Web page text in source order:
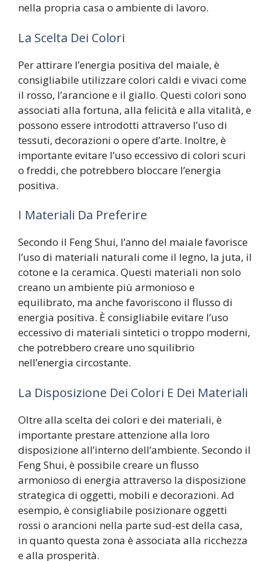
nella propria casa o ambiente di lavoro.
La Scelta Dei Colori
Per attirare l’energia positiva del maiale, è
consigliabile utilizzare colori caldi e vivaci come
il rosso, l’arancione e il giallo. Questi colori sono
associati alla fortuna, alla felicità e alla vitalità, e
possono essere introdotti attraverso l’uso di
tessuti, decorazioni o opere d’arte. Inoltre, è
importante evitare l’uso eccessivo di colori scuri
o freddi, che potrebbero bloccare l’energia
positiva.
I Materiali Da Preferire
Secondo il Feng Shui, l’anno del maiale favorisce
l’uso di materiali naturali come il legno, la juta, il
cotone e la ceramica. Questi materiali non solo
creano un ambiente più armonioso e
equilibrato, ma anche favoriscono il flusso di
energia positiva. È consigliabile evitare l’uso
eccessivo di materiali sintetici o troppo moderni,
che potrebbero creare uno squilibrio
nell’energia circostante.
La Disposizione Dei Colori E Dei Materiali
Oltre alla scelta dei colori e dei materiali, è
importante prestare attenzione alla loro
disposizione all’interno dell’ambiente. Secondo il
Feng Shui, è possibile creare un flusso
armonioso di energia attraverso la disposizione
strategica di oggetti, mobili e decorazioni. Ad
esempio, è consigliabile posizionare oggetti
rossi o arancioni nella parte sud-est della casa,
in quanto questa zona è associata alla ricchezza
e alla prosperità.